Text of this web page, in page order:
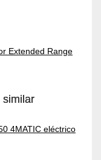
Extended Range
similar
4MATIC eléctrico